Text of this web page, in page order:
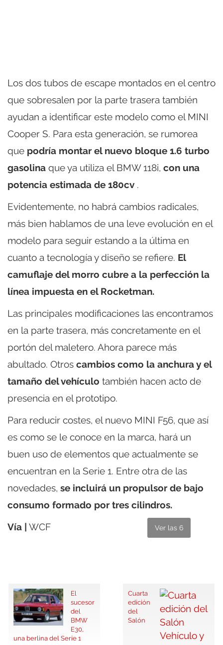
Los dos tubos de escape montados en el centro
que sobresalen por la parte trasera también
ayudan a identificar este modelo como el MINI
Cooper S. Para esta generación, se rumorea
que podría montar el nuevo bloque 1.6 turbo
gasolina que ya utiliza el BMW 118i, con una
potencia estimada de 180cv .
Evidentemente, no habrá cambios radicales,
más bien hablamos de una leve evolución en el
modelo para seguir estando a la última en
cuanto a tecnología y diseño se refiere. El
camuflaje del morro cubre a la perfección la
línea impuesta en el Rocketman.
Las principales modificaciones las encontramos
en la parte trasera, más concretamente en el
portón del maletero. Ahora parece más
abultado. Otros cambios como la anchura y el
tamaño del vehículo también hacen acto de
presencia en el prototipo.
Para reducir costes, el nuevo MINI F56, que así
es como se le conoce en la marca, hará un
buen uso de elementos que actualmente se
encuentran en la Serie 1. Entre otra de las
novedades, se incluirá un propulsor de bajo
consumo formado por tres cilindros.
Vía | WCF Ver las 6
El
sucesor
del
BMW
E30,
una berlina del Serie 1
Cuarta
edición
del
Salón